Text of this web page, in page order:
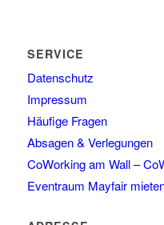
SERVICE
Datenschutz
Impressum
Häufige Fragen
Absagen & Verlegungen
CoWorking am Wall –
Eventraum Mayfair